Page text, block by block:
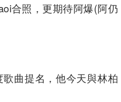
合照，更期待阿爆(阿仍
曲提名，他今天與林柏